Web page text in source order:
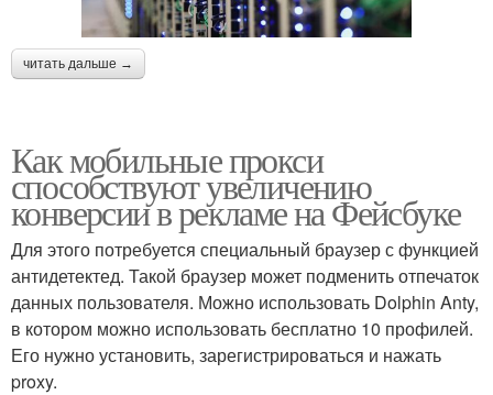
читать дальше →
Как мобильные прокси
способствуют увеличению
конверсии в рекламе на Фейсбуке
Для этого потребуется специальный браузер с функцией
антидетектед. Такой браузер может подменить отпечаток
данных пользователя. Можно использовать Dolphin Anty,
в котором можно использовать бесплатно 10 профилей.
Его нужно установить, зарегистрироваться и нажать
proxy.